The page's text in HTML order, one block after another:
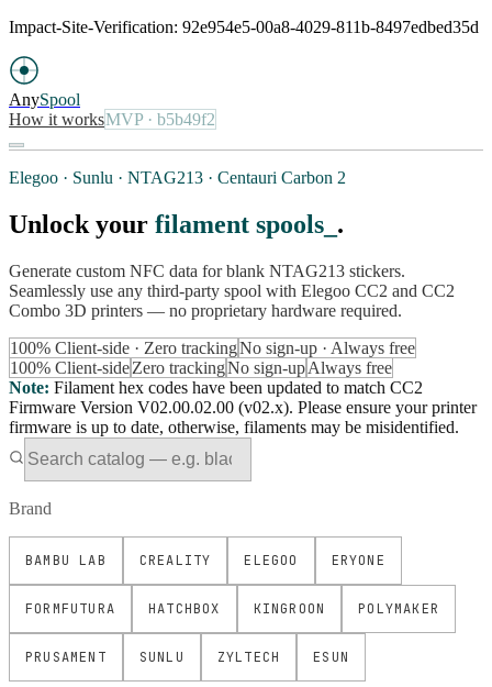
Impact-Site-Verification: 92e954e5-00a8-4029-811b-8497edbed35d
AnySpool
How it worksMVP· b5b49f2
Elegoo · Sunlu · NTAG213 · Centauri Carbon 2
Unlock your filament spools .
Generate custom NFC data for blank NTAG213 stickers.
Seamlessly use any third-party spool with Elegoo CC2 and CC2
Combo 3D printers — no proprietary hardware required.
100% Client-side · Zero trackingNo sign-up · Always free
100% Client-sideZero trackingNo sign-upAlways free
Note: Filament hex codes have been updated to match CC2
Firmware Version V02.00.02.00 (v02.x). Please ensure your printer
firmware is up to date, otherwise, filaments may be misidentified.
Brand
BAMBU LAB CREALITY ELEGOO ERYONE
FORMFUTURA HATCHBOX KINGROON POLYMAKER
PRUSAMENT SUNLU ZYLTECH ESUN